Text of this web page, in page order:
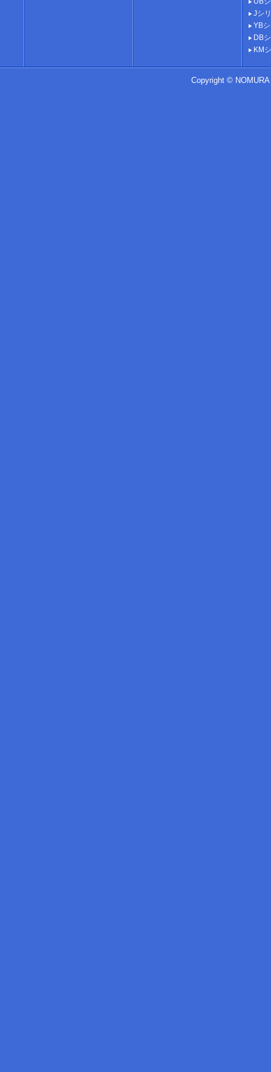
Jシ
YB
DB
KM
Copyright ©